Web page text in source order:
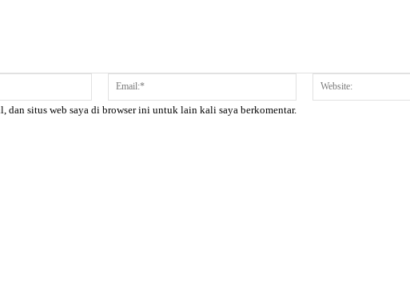
Nama:* Email:*
dan situs web saya di browser ini untuk lain kali saya berkomentar.